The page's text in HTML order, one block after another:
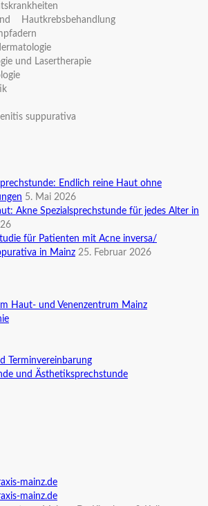
Hautkrebsbehandlung
und Lasertherapie
suppurativa
Endlich reine Haut ohne
5. Mai 2026
Akne Spezialsprechstunde für jedes Alter in
für Patienten mit Acne inversa/
in Mainz 25. Februar 2026
Haut- und Venenzentrum Mainz
Terminvereinbarung
und Ästhetiksprechstunde
mainz.de
mainz.de